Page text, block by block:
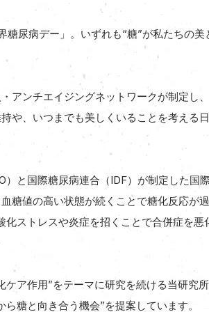
糖尿病デー」。いずれも“糖”が私たちの
アンチエイジングネットワークが制定し
や、いつまでも美しくいることを考える
と国際糖尿病連合（IDF）が制定した国
糖値の高い状態が続くことで糖化反応が
ストレスや炎症を招くことで合併症を
ア作用”をテーマに研究を続ける当研究
糖と向き合う機会”を提案しています。